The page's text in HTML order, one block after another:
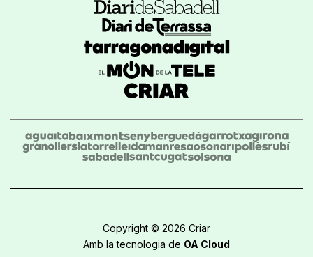
Copyright © 2026 Criar
Amb la tecnologia de OA Cloud